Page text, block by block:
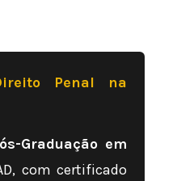
Penal na
Graduação em
com certificado